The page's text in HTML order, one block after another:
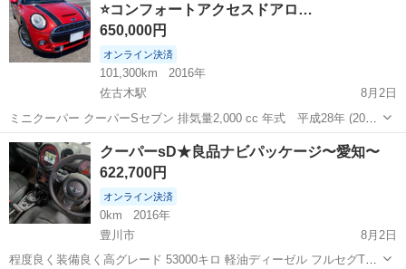
⭐️コンフォートアクセスドアロ…
650,000円
オンライン決済
101,300km
2016年
佐古木駅
8月2日
ミニクーパー クーパーSセブン 排気量2,000 cc 年式 平成28年 (2016
年) 8月 走行距離101,246km 外装色 レッド&ブラック 車検 有効期限
令和9年8月30日まで 型式 DBA-XS20 乗車定員...
愛知 弥富市 佐古木駅 ミニ
クーパーsD★良品ナビパッケージ〜愛知〜
622,700円
オンライン決済
0km
2016年
豊川市
8月2日
程度良く装備良く高グレード 53000キロ 軽油ディーゼル フルセグTV